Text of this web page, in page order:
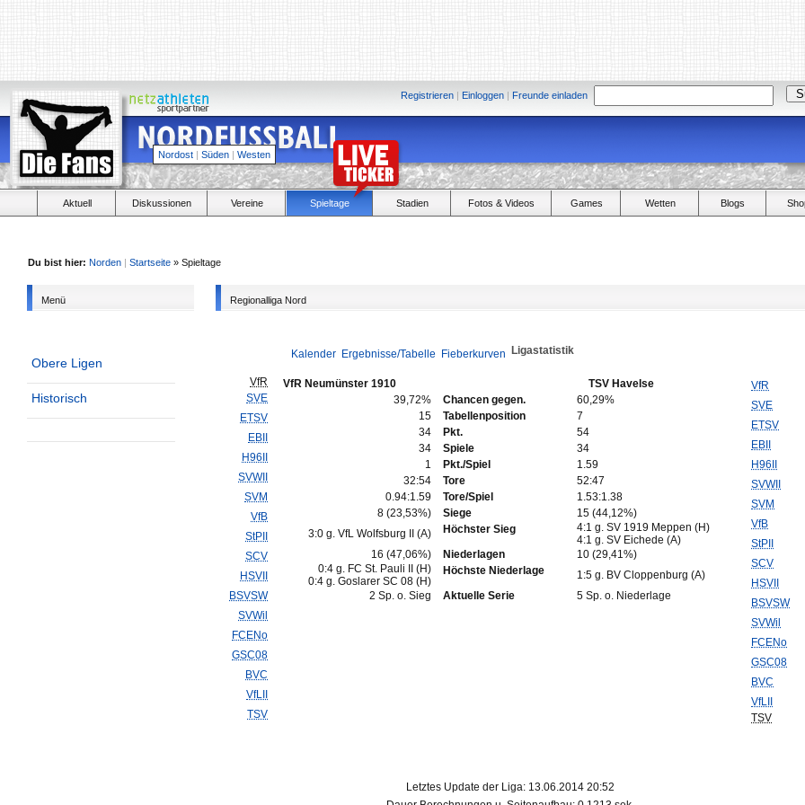
Registrieren | Einloggen | Freunde einladen
Nordost | Süden | Westen
Aktuell Diskussionen Vereine Spieltage Stadien Fotos & Videos Games Wetten Blogs
Du bist hier: Norden | Startseite » Spieltage
Menü
Obere Ligen
Historisch
Regionalliga Nord
Kalender Ergebnisse/Tabelle Fieberkurven Ligastatistik
VfR
SVE
ETSV
EBII
H96II
SVWII
SVM
VfB
StPII
SCV
HSVII
BSVSW
SVWil
FCENo
GSC08
BVC
VfLII
TSV
VfR Neumünster 1910
TSV Havelse
39,72%
Chancen gegen.
60,29%
15
Tabellenposition
7
34
Pkt.
54
34
Spiele
34
1
Pkt./Spiel
1.59
32:54
Tore
52:47
0.94:1.59
Tore/Spiel
1.53:1.38
8 (23,53%)
Siege
15 (44,12%)
3:0 g. VfL Wolfsburg II (A)
Höchster Sieg
4:1 g. SV 1919 Meppen (H)
4:1 g. SV Eichede (A)
16 (47,06%)
Niederlagen
10 (29,41%)
0:4 g. FC St. Pauli II (H)
0:4 g. Goslarer SC 08 (H)
Höchste Niederlage
1:5 g. BV Cloppenburg (A)
2 Sp. o. Sieg
Aktuelle Serie 5 Sp. o. Niederlage
VfR
SVE
ETSV
EBII
H96II
SVWII
SVM
VfB
StPII
SCV
HSVII
BSVSW
SVWil
FCENo
GSC08
BVC
VfLII
TSV
Letztes Update der Liga: 13.06.2014 20:52